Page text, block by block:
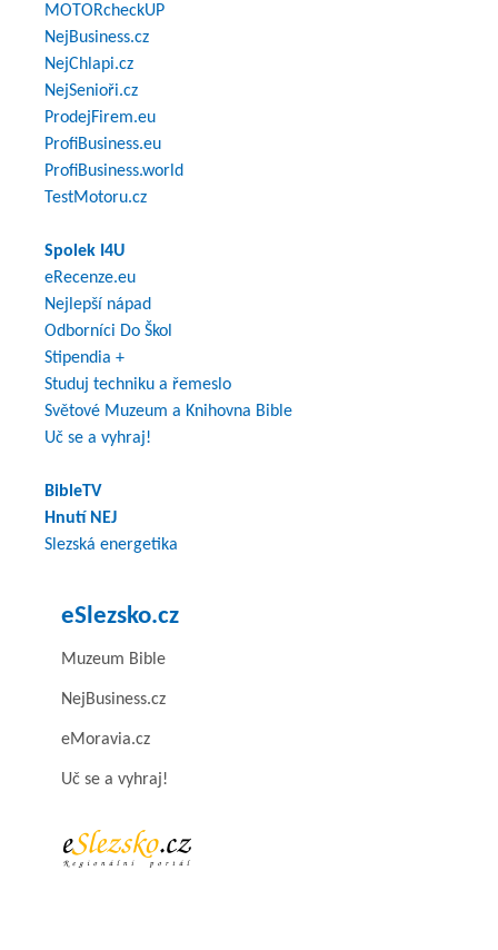
MOTORcheckUP
NejBusiness.cz
NejChlapi.cz
NejSenioři.cz
ProdejFirem.eu
ProfiBusiness.eu
ProfiBusiness.world
TestMotoru.cz
Spolek I4U
eRecenze.eu
Nejlepší nápad
Odborníci Do Škol
Stipendia +
Studuj techniku a řemeslo
Světové Muzeum a Knihovna Bible
Uč se a vyhraj!
BibleTV
Hnutí NEJ
Slezská energetika
eSlezsko.cz
Muzeum Bible
NejBusiness.cz
eMoravia.cz
Uč se a vyhraj!